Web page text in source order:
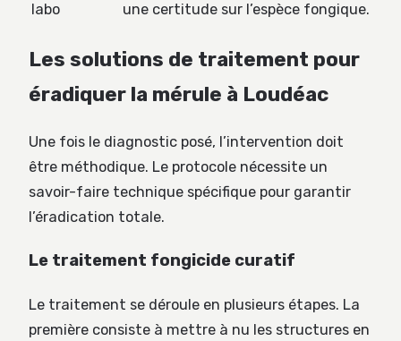
labo
une certitude sur l’espèce fongique.
Les solutions de traitement pour
éradiquer la mérule à Loudéac
Une fois le diagnostic posé, l’intervention doit
être méthodique. Le protocole nécessite un
savoir-faire technique spécifique pour garantir
l’éradication totale.
Le traitement fongicide curatif
Le traitement se déroule en plusieurs étapes. La
première consiste à mettre à nu les structures en